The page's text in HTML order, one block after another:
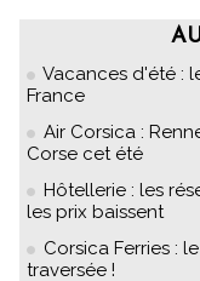
Vacances d'été :
France
Air Corsica :
Corse cet été
Hôtellerie : les
les prix baissent
Corsica Ferries :
traversée !